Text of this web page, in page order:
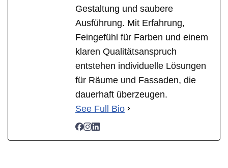
Gestaltung und saubere
Ausführung. Mit Erfahrung,
Feingefühl für Farben und einem
klaren Qualitätsanspruch
entstehen individuelle Lösungen
für Räume und Fassaden, die
dauerhaft überzeugen.
See Full Bio